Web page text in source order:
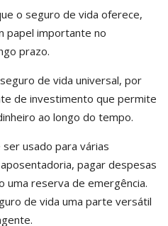
o seguro de vida oferece,
papel importante no
prazo.
de vida universal, por
de investimento que permite
ao longo do tempo.
usado para várias
pagar despesas
uma reserva de emergência.
de vida uma parte versátil